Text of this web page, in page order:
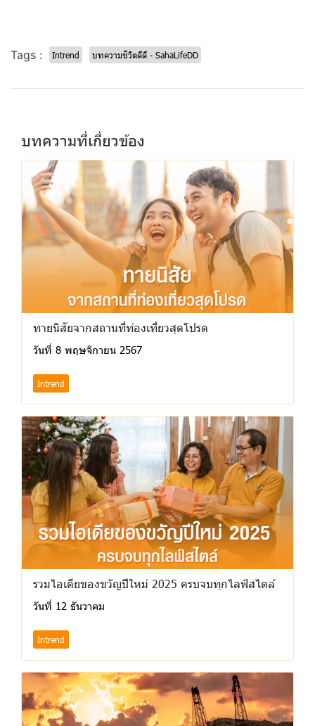
Tags : Intrend บทความชีวิตดีดี - SahaLifeDD
บทความที่เกี่ยวข้อง
ทายนิสัยจากสถานที่ท่องเที่ยวสุดโปรด
วันที่ 8 พฤษจิกายน 2567
Intrend
รวมไอเดียของขวัญปีใหม่ 2025 ครบจบทุกไลฟ์สไตล์
วันที่ 12 ธันวาคม
Intrend